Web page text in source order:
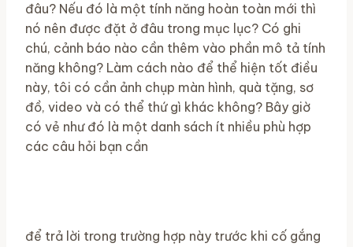
đâu? Nếu đó là một tính năng hoàn toàn mới thì
nó nên được đặt ở đâu trong mục lục? Có ghi
chú, cảnh báo nào cần thêm vào phần mô tả tính
năng không? Làm cách nào để thể hiện tốt điều
này, tôi có cần ảnh chụp màn hình, quà tặng, sơ
đồ, video và có thể thứ gì khác không? Bây giờ
có vẻ như đó là một danh sách ít nhiều phù hợp
các câu hỏi bạn cần
để trả lời trong trường hợp này trước khi cố gắng